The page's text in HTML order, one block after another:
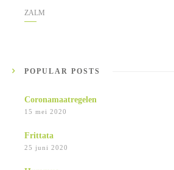
ZALM
POPULAR POSTS
Coronamaatregelen
15 mei 2020
Frittata
25 juni 2020